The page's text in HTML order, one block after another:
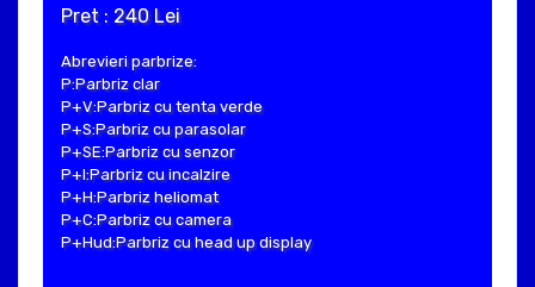
Pret : 240 Lei
Abrevieri parbrize:
P:Parbriz clar
P+V:Parbriz cu tenta verde
P+S:Parbriz cu parasolar
P+SE:Parbriz cu senzor
P+I:Parbriz cu incalzire
P+H:Parbriz heliomat
P+C:Parbriz cu camera
P+Hud:Parbriz cu head up display